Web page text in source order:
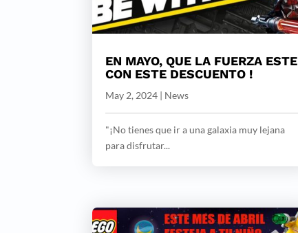
EN MAYO, QUE LA FUERZA ESTE
CON ESTE DESCUENTO !
May 2, 2024 News
"¡No tienes que ir a una galaxia muy lejana
para disfrutar...